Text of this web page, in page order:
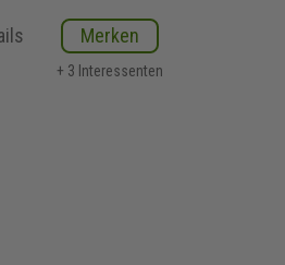
Merken
+ 3 Interessenten